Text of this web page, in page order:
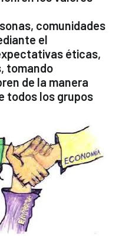
comunidades
el
éticas,
tomando
de la manera
todos los grupos